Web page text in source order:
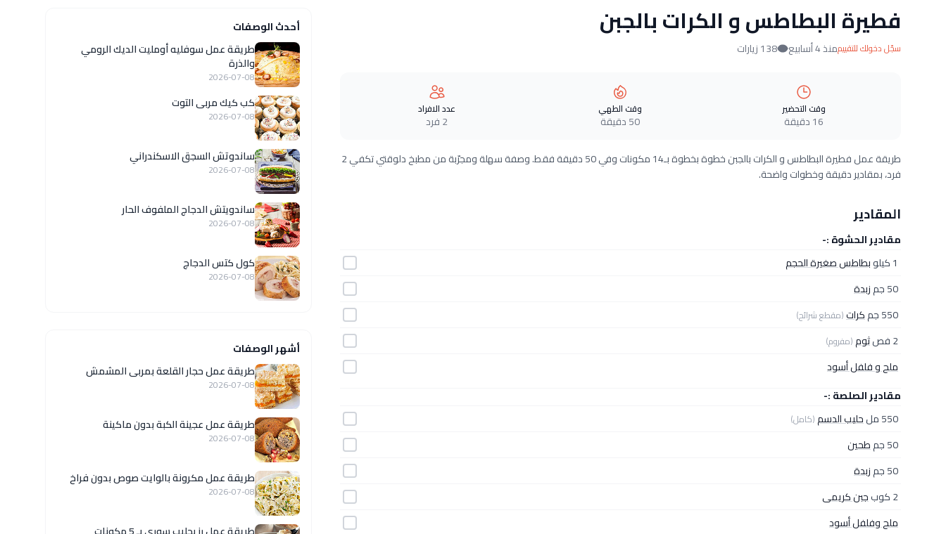
فطيرة البطاطس و الكرات بالجبن
سجّل دخولك للتقييممنذ 4 أسابيع 138 زيارات
وقت التحضير
16 دقيقة
وقت الطهي
50 دقيقة
عدد الافراد
2 فرد
طريقة عمل فطيرة البطاطس و الكرات بالجبن خطوة بخطوة بـ14 مكونات وفي 50 دقيقة فقط. وصفة سهلة ومجرّبة من مطبخ دلوقتي تكفي 2
فرد، بمقادير دقيقة وخطوات واضحة.
المقادير
مقادير الحشوة :-
1 كيلو
بطاطس صغيرة الحجم
50 جم
زبدة
550 جم
كرات(مقطع شرائح)
2 فص ثوم(مفروم)
ملح و فلفل أسود
مقادير الصلصة :-
550 مل
حليب الدسم(كامل)
50 جم
طحين
50 جم
زبدة
2 كوب
جبن كريمى
ملح وفلفل أسود
أحدث الوصفات
طريقة عمل سوفليه أومليت الديك الرومي
والذرة
2026-07-08
كب كيك مربى التوت
2026-07-08
ساندوتش السجق الاسكندراني
2026-07-08
ساندويتش الدجاج الملفوف الحار
2026-07-08
كول كتس الدجاج
2026-07-08
أشهر الوصفات
طريقة عمل حجار القلعة بمربى المشمش
2026-07-08
طريقة عمل عجينة الكبة بدون ماكينة
2026-07-08
طريقة عمل مكرونة بالوايت صوص بدون فراخ
2026-07-08